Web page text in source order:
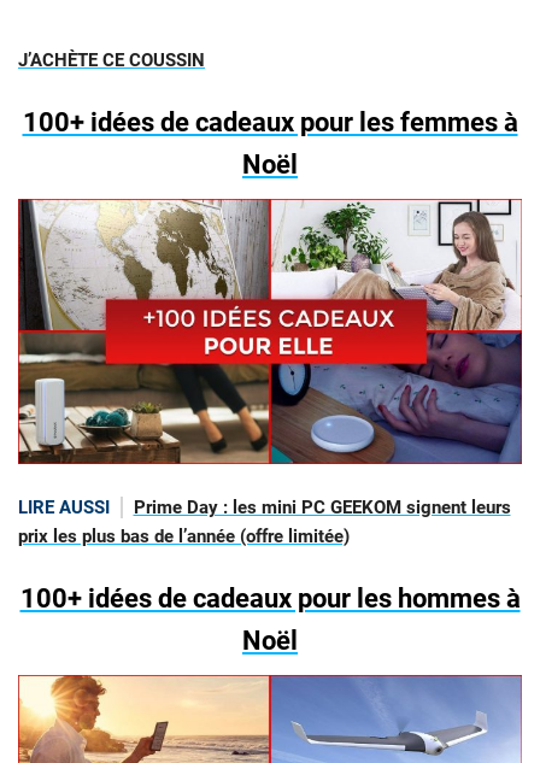
J’ACHÈTE CE COUSSIN
100+ idées de cadeaux pour les femmes à
Noël
LIRE AUSSI
Prime Day : les mini PC GEEKOM signent leurs
prix les plus bas de l’année (offre limitée)
100+ idées de cadeaux pour les hommes à
Noël